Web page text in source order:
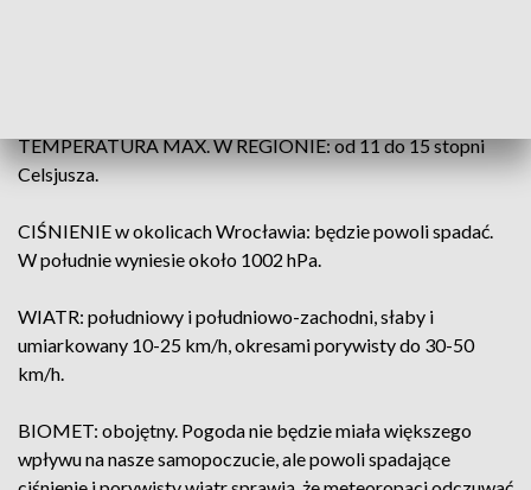
TEMPERATURA MAX. W REGIONIE: od 11 do 15 stopni
Celsjusza.
CIŚNIENIE w okolicach Wrocławia: będzie powoli spadać.
W południe wyniesie około 1002 hPa.
WIATR: południowy i południowo-zachodni, słaby i
umiarkowany 10-25 km/h, okresami porywisty do 30-50
km/h.
BIOMET: obojętny. Pogoda nie będzie miała większego
wpływu na nasze samopoczucie, ale powoli spadające